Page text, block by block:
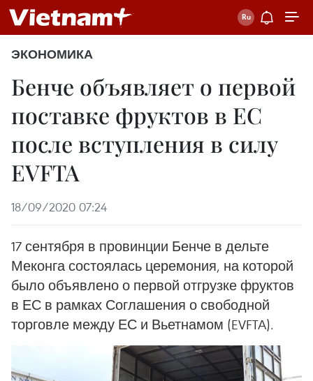
ЭКОНОМИКА
Бенче объявляет о первой
поставке фруктов в ЕС
после вступления в силу
EVFTA
18/09/2020 07:24
17 сентября в провинции Бенче в дельте
Меконга состоялась церемония, на которой
было объявлено о первой отгрузке фруктов
в ЕС в рамках Соглашения о свободной
торговле между ЕС и Вьетнамом (EVFTA).